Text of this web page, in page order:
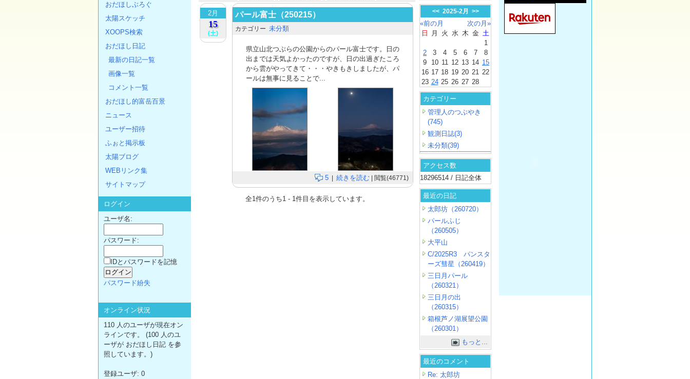
2月
15
(土)
パール富士（250215）
カテゴリー 未分類
県立山北つぶらの公園からのパール富士です。日の
出までは天気よかったのですが、日の出過ぎたころ
から雲がやってきて・・・やきもきしましたが、パ
ールは無事に見ることで...
5 | 続きを読む | 閲覧(46771)
全1件のうち1- 1件目を表示しています。
<< 2025-2月 >>
«前の月
次の月»
日
月 火 水 木 金 土
1
2
3 4 5 6 7
8
9
10 11 12 13 14 15
16 17 18 19 20 21 22
23 24 25 26 27 28
カテゴリー
管理人のつぶやき
(745)
観測日誌(3)
未分類(39)
アクセス数
18296514 / 日記全体
最近の日記
太郎坊（260720）
パールふじ
（260505）
大平山
C/2025R3 パンスタ
ーズ彗星（260419）
三日月パール
（260321）
三日月の出
（260315）
箱根芦ノ湖展望公園
（260301）
もっと...
最近のコメント
Re: 太郎坊
おだほしぶろぐ
太陽スケッチ
XOOPS検索
おだほし日記
最新の日記一覧
画像一覧
コメント一覧
おだほし的富岳百景
ニュース
ユーザー招待
ふぉと掲示板
太陽ブログ
WEBリンク集
サイトマップ
ログイン
ユーザ名:
パスワード:
IDとパスワードを記憶
パスワード紛失
オンライン状況
110 人のユーザが現在オン
ラインです。 (100 人のユ
ーザが おだほし日記 を参
照しています。)
登録ユーザ: 0